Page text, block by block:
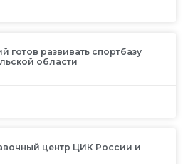
готов развивать спортбазу
области
центр ЦИК России и